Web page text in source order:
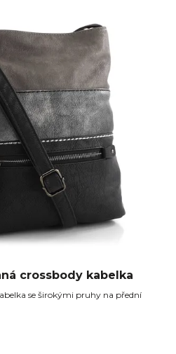
crossbody kabelka
se širokými pruhy na přední